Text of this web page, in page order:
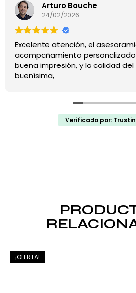
asesoramiento y
me dejó una
calidad del producto es
Verificado por:
¡OFERTA!